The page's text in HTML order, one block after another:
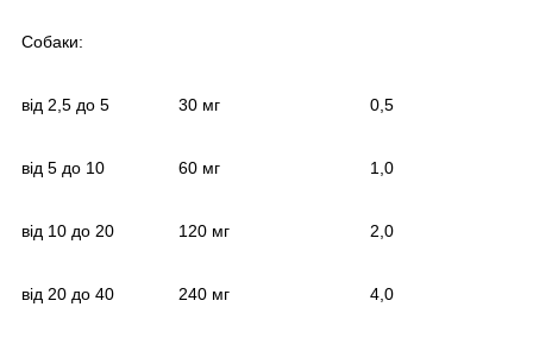
Собаки:
від 2,5 до 5 30 мг 0,5
від 5 до 10 60 мг 1,0
від 10 до 20 120 мг 2,0
від 20 до 40 240 мг 4,0